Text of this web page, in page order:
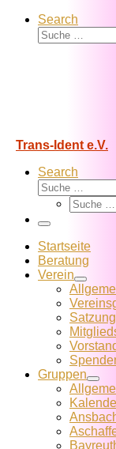
Search
Suche
Trans-Ident e.V.
Search
Suche
Suche
Menü
Startseite
Beratung
Verein
Satzung
Gruppen